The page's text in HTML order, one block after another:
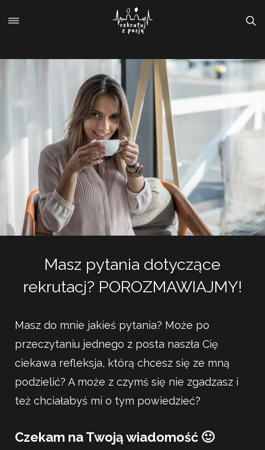
Masz pytania dotyczące
rekrutacj? POROZMAWIAJMY!
Masz do mnie jakieś pytania? Może po
przeczytaniu jednego z posta naszła Cię
ciekawa refleksja, którą chcesz się ze mną
podzielić? A może z czymś się nie zgadzasz i
też chciałabyś mi o tym powiedzieć?
Czekam na Twoją wiadomość 🙂